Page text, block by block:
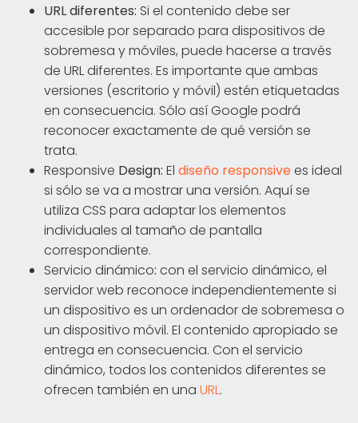
URL diferentes: Si el contenido debe ser
accesible por separado para dispositivos de
sobremesa y móviles, puede hacerse a través
de URL diferentes. Es importante que ambas
versiones (escritorio y móvil) estén etiquetadas
en consecuencia. Sólo así Google podrá
reconocer exactamente de qué versión se
trata.
Responsive Design: El diseño responsivees ideal
si sólo se va a mostrar una versión. Aquí se
utiliza CSS para adaptar los elementos
individuales al tamaño de pantalla
correspondiente.
Servicio dinámico: con el servicio dinámico, el
servidor web reconoce independientemente si
un dispositivo es un ordenador de sobremesa o
un dispositivo móvil. El contenido apropiado se
entrega en consecuencia. Con el servicio
dinámico, todos los contenidos diferentes se
ofrecen también en una URL.